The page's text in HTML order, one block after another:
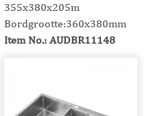
355x380x205m
Bordgrootte:360x380mm
Item No.: AUDBR11148